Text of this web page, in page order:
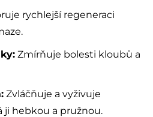
rychlejší regeneraci
Zmírňuje bolesti kloubů a
Zvláčňuje a vyživuje
ji hebkou a pružnou.